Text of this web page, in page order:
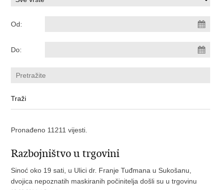
Od:
Do:
Pronađeno 11211 vijesti.
Razbojništvo u trgovini
Sinoć oko 19 sati, u Ulici dr. Franje Tuđmana u Sukošanu,
dvojica nepoznatih maskiranih počinitelja došli su u trgovinu